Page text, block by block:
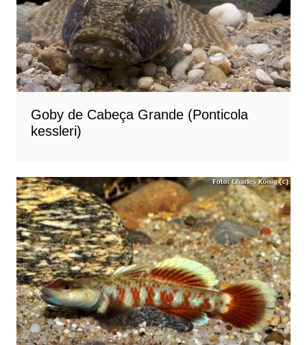
Goby de Cabeça Grande (Ponticola
kessleri)